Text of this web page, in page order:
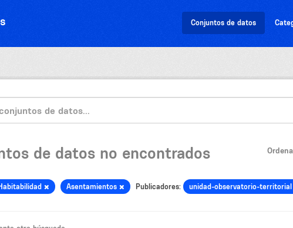
Conjuntos de datos
de datos no encontrados
Asentamientos Publicadores: unidad-observatorio-territorial